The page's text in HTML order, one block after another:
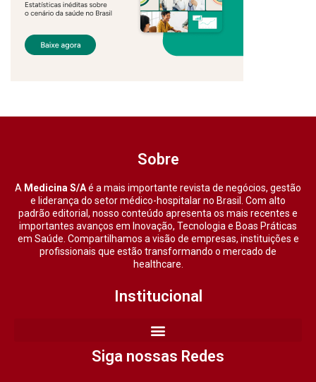
Sobre
A Medicina S/Aé a mais importante revista de negócios, gestão
e liderança do setor médico-hospitalar no Brasil. Com alto
padrão editorial, nosso conteúdo apresenta os mais recentes e
importantes avanços em Inovação, Tecnologia e Boas Práticas
em Saúde. Compartilhamos a visão de empresas, instituições e
profissionais que estão transformando o mercado de
healthcare.
Institucional
Siga nossas Redes